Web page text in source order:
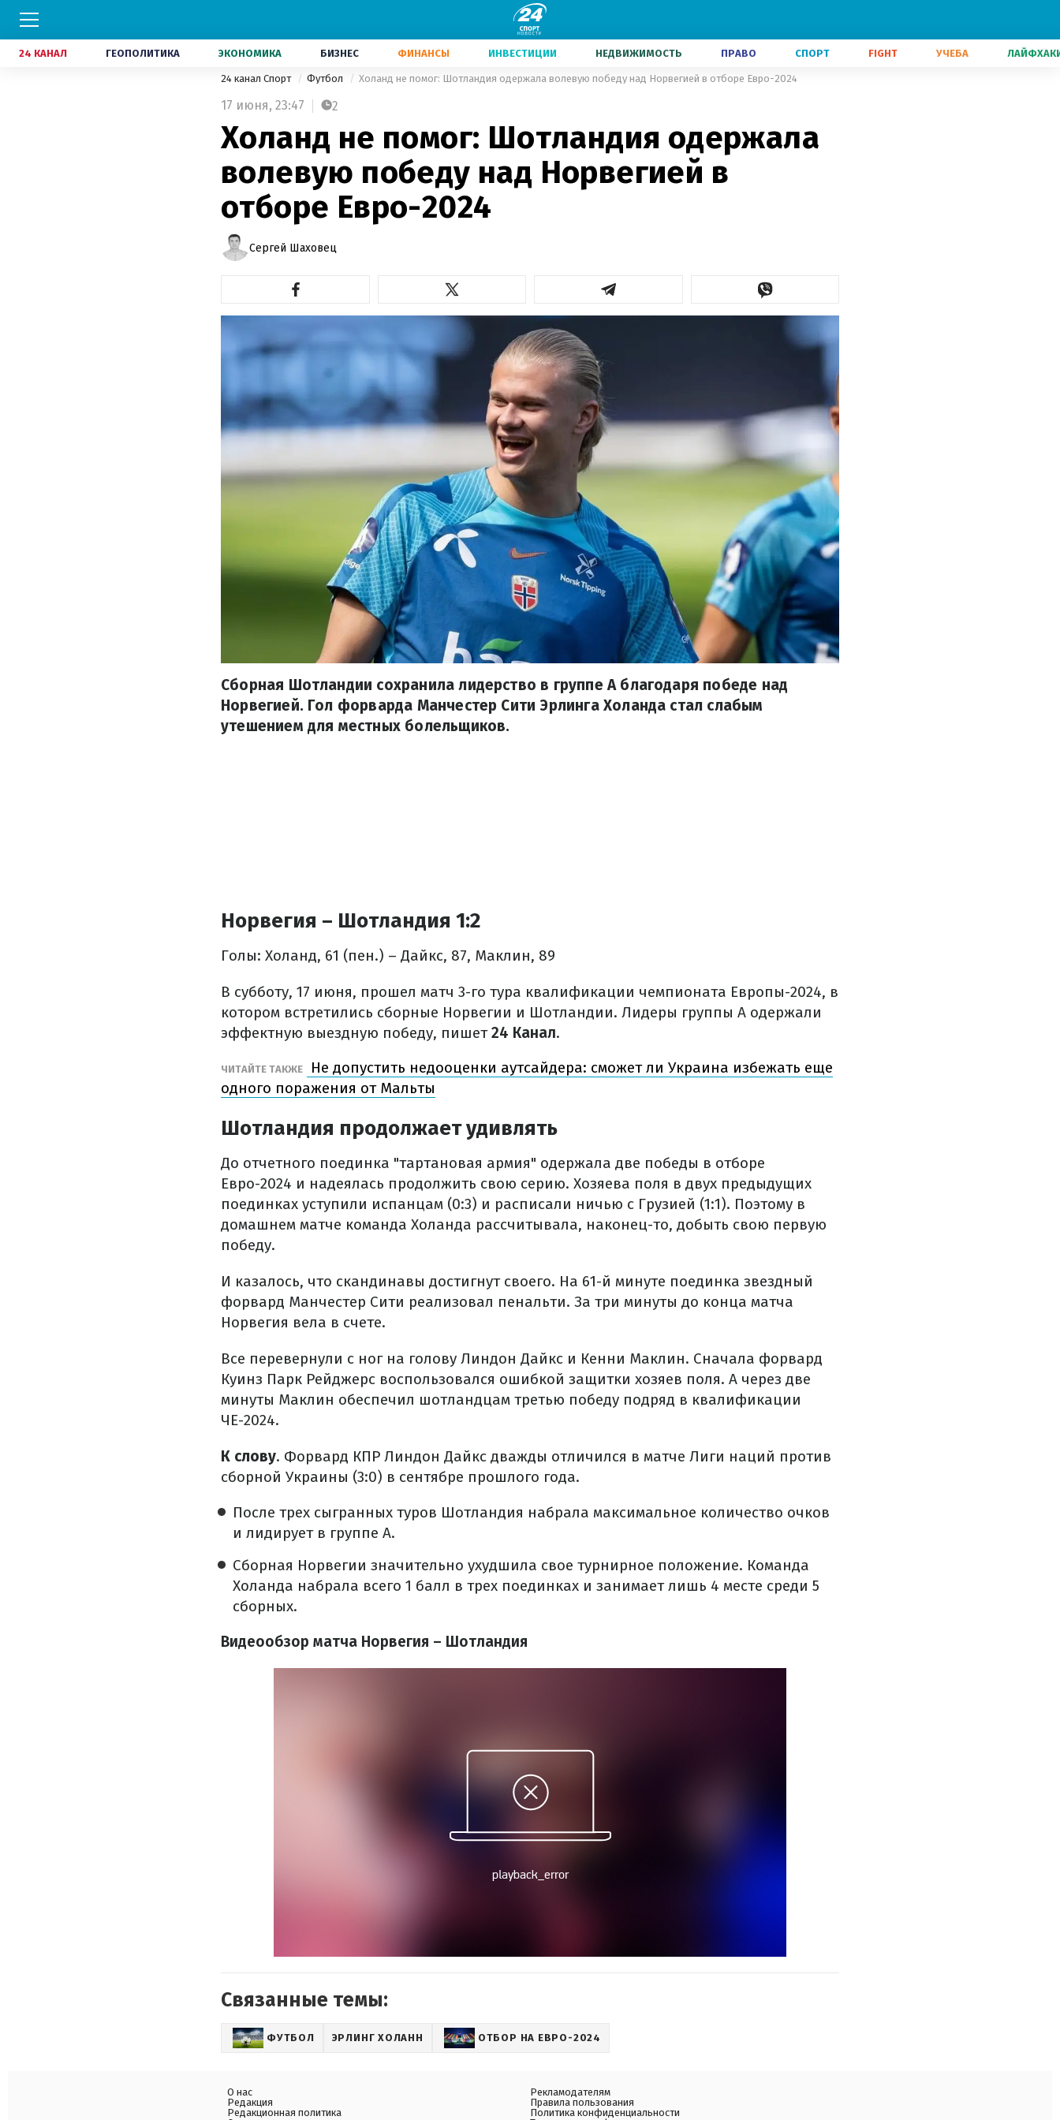
24 КАНАЛ ГЕОПОЛИТИКА ЭКОНОМИКА БИЗНЕС ФИНАНСЫ ИНВЕСТИЦИИ НЕДВИЖИМОСТЬ ПРАВО СПОРТ FIGHT УЧЕБА
24 канал Спорт Футбол Холанд не помог: Шотландия одержала волевую победу над Норвегией в отборе Евро-2024
17 июня, 23:47 2
Холанд не помог: Шотландия одержала
волевую победу над Норвегией в
отборе Евро-2024
Сергей Шаховец
Сборная Шотландии сохранила лидерство в группе А благодаря победе над
Норвегией. Гол форварда Манчестер Сити Эрлинга Холанда стал слабым
утешением для местных болельщиков.
Норвегия – Шотландия 1:2
Голы: Холанд, 61 (пен.) – Дайкс, 87, Маклин, 89
В субботу, 17 июня, прошел матч 3-го тура квалификации чемпионата Европы-2024, в
котором встретились сборные Норвегии и Шотландии. Лидеры группы А одержали
эффектную выездную победу, пишет24 Канал.
ЧИТАЙТЕ ТАКЖЕ
Не допустить недооценки аутсайдера: сможет ли Украина избежать еще
одного поражения от Мальты
Шотландия продолжает удивлять
До отчетного поединка "тартановая армия" одержала две победы в отборе
Евро-2024 и надеялась продолжить свою серию. Хозяева поля в двух предыдущих
поединках уступили испанцам (0:3) и расписали ничью с Грузией (1:1). Поэтому в
домашнем матче команда Холанда рассчитывала, наконец-то, добыть свою первую
победу.
И казалось, что скандинавы достигнут своего. На 61-й минуте поединка звездный
форвард Манчестер Сити реализовал пенальти. За три минуты до конца матча
Норвегия вела в счете.
Все перевернули с ног на голову Линдон Дайкс и Кенни Маклин. Сначала форвард
Куинз Парк Рейджерс воспользовался ошибкой защитки хозяев поля. А через две
минуты Маклин обеспечил шотландцам третью победу подряд в квалификации
ЧЕ-2024.
К слову. Форвард КПР Линдон Дайкс дважды отличился в матче Лиги наций против
сборной Украины (3:0) в сентябре прошлого года.
После трех сыгранных туров Шотландия набрала максимальное количество очков
и лидирует в группе А.
Сборная Норвегии значительно ухудшила свое турнирное положение. Команда
Холанда набрала всего 1 балл в трех поединках и занимает лишь 4 месте среди 5
сборных.
Видеообзор матча Норвегия – Шотландия
Связанные темы:
ФУТБОЛ ЭРЛИНГ ХОЛАНН ОТБОР НА ЕВРО-2024
О нас
Редакция
Редакционная политика
Рекламодателям
Правила пользования
Политика конфиденциальности